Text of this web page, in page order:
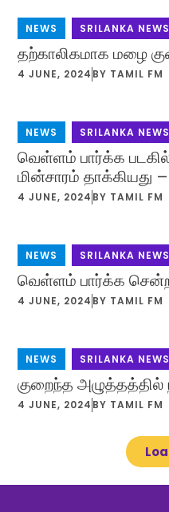
NEWS SRILANKA NEWS
தற்காலிகமாக மழை
4 JUNE, 2024 BY TAMIL FM
NEWS SRILANKA NEWS
வெள்ளம் பார்க்க
மின்சாரம் தாக்கியது
4 JUNE, 2024 BY TAMIL FM
NEWS SRILANKA NEWS
வெள்ளம் பார்க்க
4 JUNE, 2024 BY TAMIL FM
NEWS SRILANKA NEWS
குறைந்த அழுத்தத்தில்
4 JUNE, 2024 BY TAMIL FM